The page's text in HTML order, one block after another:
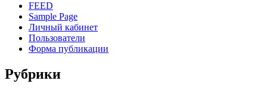
FEED
Sample Page
Личный кабинет
Пользователи
Форма публикации
Сайдбар
Рубрики